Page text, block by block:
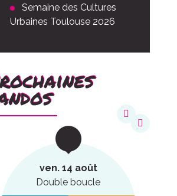
Semaine des Cultures
Urbaines Toulouse 2026
ven. 14 août
Double boucle